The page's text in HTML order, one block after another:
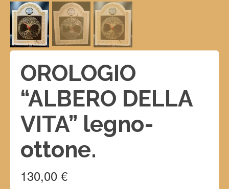
OROLOGIO
“ALBERO DELLA
VITA” legno-
ottone.
130,00 €